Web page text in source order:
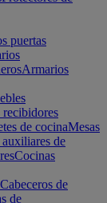
puertas
Armarios
de cocinaMesas
de
Cocinas
Cabeceros de
de